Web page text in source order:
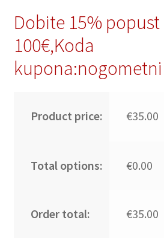
Dobite 15%
100€,Koda
Product price: €35.00
Total options: €0.00
Order total: €35.00